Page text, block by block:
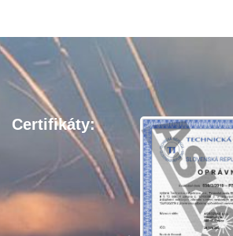
Certifikáty: